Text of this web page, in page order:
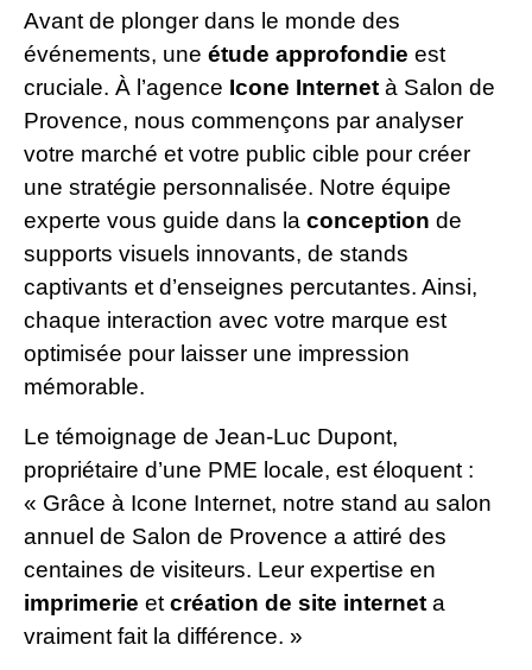
Avant de plonger dans le monde des
événements, une étude approfondie est
cruciale. À l’agence Icone Internet à Salon de
Provence, nous commençons par analyser
votre marché et votre public cible pour créer
une stratégie personnalisée. Notre équipe
experte vous guide dans la conception de
supports visuels innovants, de stands
captivants et d’enseignes percutantes. Ainsi,
chaque interaction avec votre marque est
optimisée pour laisser une impression
mémorable.
Le témoignage de Jean-Luc Dupont,
propriétaire d’une PME locale, est éloquent :
« Grâce à Icone Internet, notre stand au salon
annuel de Salon de Provence a attiré des
centaines de visiteurs. Leur expertise en
imprimerie et création de site internet a
vraiment fait la différence. »